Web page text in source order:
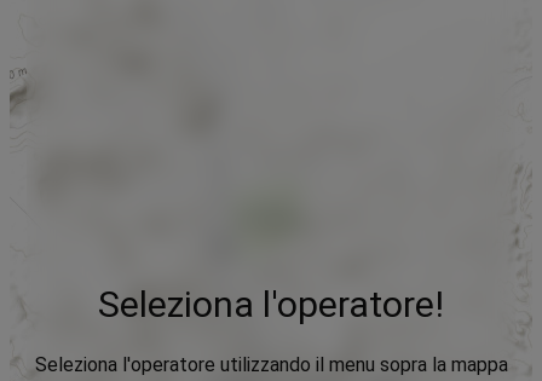
Seleziona l'operatore!
Seleziona l'operatore utilizzando il menu sopra la mappa